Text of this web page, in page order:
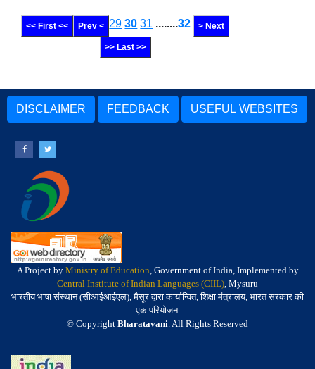
<< First << Prev < 29 30 31 ........32 > Next
>> Last >>
DISCLAIMER FEEDBACK USEFUL WEBSITES
A Project by Ministry of Education, Government of India, Implemented by
Central Institute of Indian Languages (CIIL), Mysuru
भारतीय भाषा संस्थान (सीआईआईएल), मैसूर द्वारा कार्यान्वित, शिक्षा मंत्रालय, भारत सरकार की
एक परियोजना
© Copyright Bharatavani. All Rights Reserved